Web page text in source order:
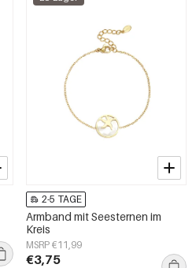
2-5 TAGE
Armband mit Seesternen im
Kreis
MSRP €11,99
€3,75